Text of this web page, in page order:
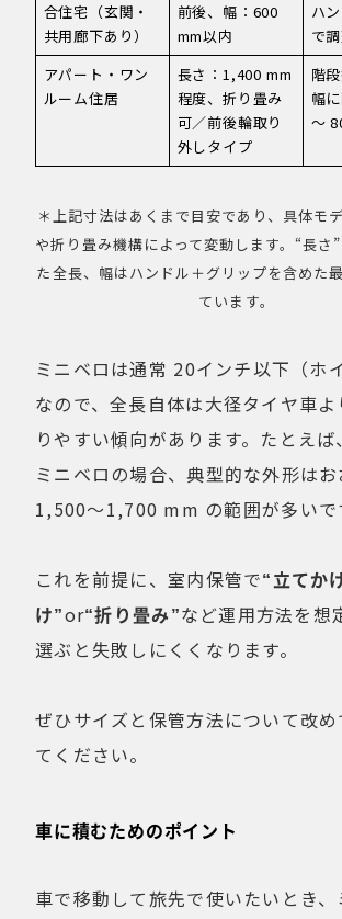
合住宅（玄関・
共用廊下あり）
前後、幅：600
mm以内
ハ
で
アパート・ワン
ルーム住居
長さ：1,400 mm
程度、折り畳み
可／前後輪取り
外しタイプ
階
幅
～
＊上記寸法はあくまで目安であり、具体モ
や折り畳み機構によって変動します。“長さ
た全長、幅はハンドル＋グリップを含めた
ています。
ミニベロは通常 20インチ以下（ホ
なので、全長自体は大径タイヤ車
りやすい傾向があります。たとえ
ミニベロの場合、典型的な外形はお
1,500～1,700 mm の範囲が多いで
これを前提に、室内保管で“立てか
け”or“折り畳み”など運用方法を想
選ぶと失敗しにくくなります。
ぜひサイズと保管方法について改
てください。
車に積むためのポイント
車で移動して旅先で使いたいとき